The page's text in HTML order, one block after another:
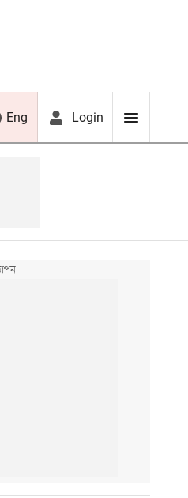
Eng Login